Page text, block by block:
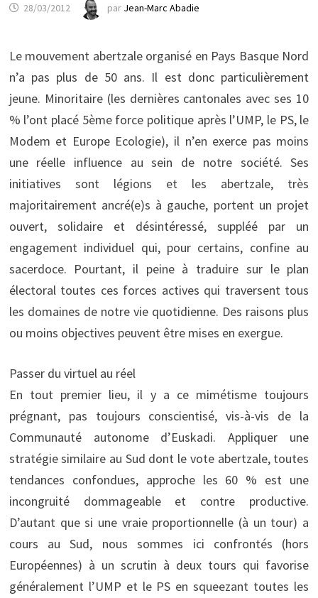
28/03/2012 par Jean-Marc Abadie
Le mouvement abertzale organisé en Pays Basque Nord
n’a pas plus de 50 ans. Il est donc particulièrement
jeune. Minoritaire (les dernières cantonales avec ses 10
% l’ont placé 5ème force politique après l’UMP, le PS, le
Modem et Europe Ecologie), il n’en exerce pas moins
une réelle influence au sein de notre société. Ses
initiatives sont légions et les abertzale, très
majoritairement ancré(e)s à gauche, portent un projet
ouvert, solidaire et désintéressé, suppléé par un
engagement individuel qui, pour certains, confine au
sacerdoce. Pourtant, il peine à traduire sur le plan
électoral toutes ces forces actives qui traversent tous
les domaines de notre vie quotidienne. Des raisons plus
ou moins objectives peuvent être mises en exergue.
Passer du virtuel au réel
En tout premier lieu, il y a ce mimétisme toujours
prégnant, pas toujours conscientisé, vis-à-vis de la
Communauté autonome d’Euskadi. Appliquer une
stratégie similaire au Sud dont le vote abertzale, toutes
tendances confondues, approche les 60 % est une
incongruité dommageable et contre productive.
D’autant que si une vraie proportionnelle (à un tour) a
cours au Sud, nous sommes ici confrontés (hors
Européennes) à un scrutin à deux tours qui favorise
généralement l’UMP et le PS en squeezant toutes les